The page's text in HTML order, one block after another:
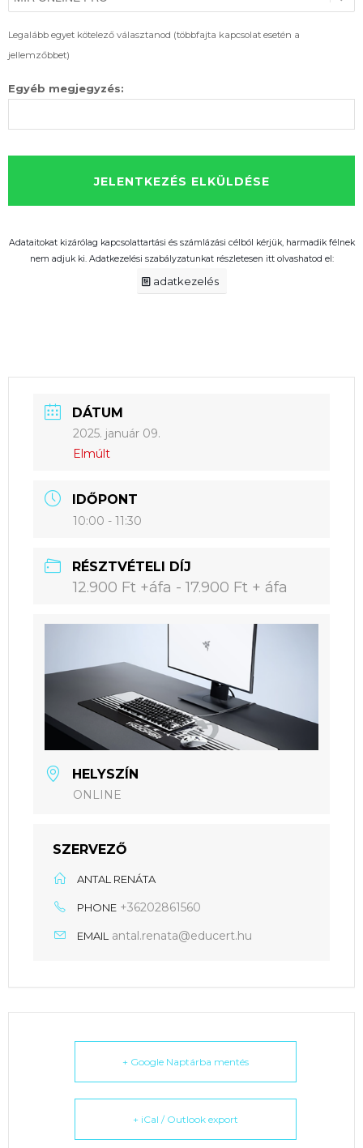
Legalább egyet kötelező választanod (többfajta kapcsolat esetén a
jellemzőbbet)
Egyéb megjegyzés:
Adataitokat kizárólag kapcsolattartási és számlázási célból kérjük, harmadik félnek
nem adjuk ki. Adatkezelési szabályzatunkat részletesen itt olvashatod el:
adatkezelés
DÁTUM
2025. január 09.
Elmúlt
IDŐPONT
10:00 - 11:30
RÉSZTVÉTELI DÍJ
12.900 Ft +áfa - 17.900 Ft + áfa
HELYSZÍN
ONLINE
SZERVEZŐ
ANTAL RENÁTA
PHONE +36202861560
EMAIL antal.renata@educert.hu
+ Google Naptárba mentés
+ iCal / Outlook export